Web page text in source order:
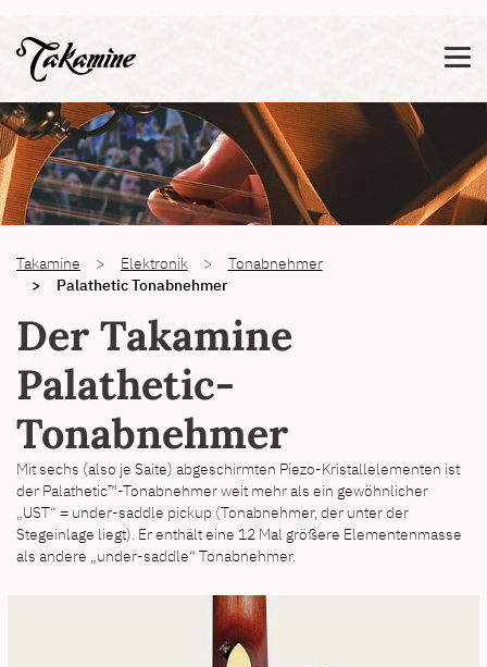
Diese Meldung nicht mehr anzeigen
Takamine Elektronik
Tonabnehmer
Palathetic Tonabnehmer
Der Takamine
Palathetic-
Tonabnehmer
Mit sechs (also je Saite) abgeschirmten Piezo-Kristallelementen ist
der Palathetic™-Tonabnehmer weit mehr als ein gewöhnlicher
„UST“ = under-saddle pickup (Tonabnehmer, der unter der
Stegeinlage liegt). Er enthält eine 12 Mal größere Elementenmasse
als andere „under-saddle“ Tonabnehmer.